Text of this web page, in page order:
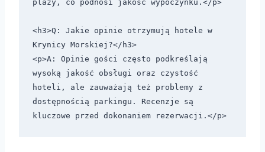
plaży, co podnosi jakość wypoczynku.</p>
<h3>Q: Jakie opinie otrzymują hotele w
Krynicy Morskiej?</h3>
<p>A: Opinie gości często podkreślają
wysoką jakość obsługi oraz czystość
hoteli, ale zauważają też problemy z
dostępnością parkingu. Recenzje są
kluczowe przed dokonaniem rezerwacji.</p>